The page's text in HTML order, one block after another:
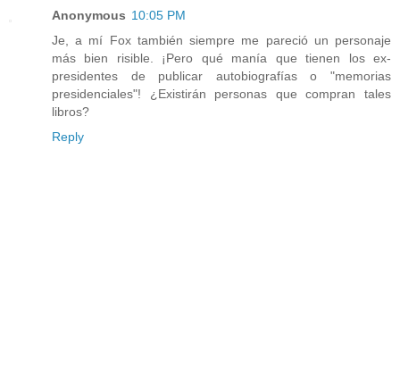
Anonymous 10:05 PM
Je, a mí Fox también siempre me pareció un personaje
más bien risible. ¡Pero qué manía que tienen los ex-
presidentes de publicar autobiografías o "memorias
presidenciales"! ¿Existirán personas que compran tales
libros?
Reply